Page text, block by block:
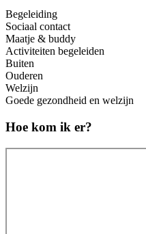
Begeleiding
Sociaal contact
Maatje & buddy
Activiteiten begeleiden
Buiten
Ouderen
Welzijn
Goede gezondheid en welzijn
Hoe kom ik er?